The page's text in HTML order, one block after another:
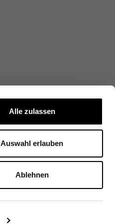
Alle zulassen
Auswahl erlauben
Ablehnen